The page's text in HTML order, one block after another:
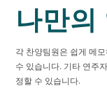
나만의
각 찬양팀원은 쉽게 메
수 있습니다. 기타 연주
정할 수 있습니다.